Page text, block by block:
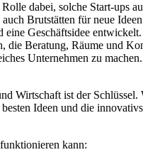
dabei, solche Start-ups
Brutstätten für neue
eine Geschäftsidee
die Beratung, Räume und
Unternehmen zu
Wirtschaft ist der
besten Ideen und die
kann: